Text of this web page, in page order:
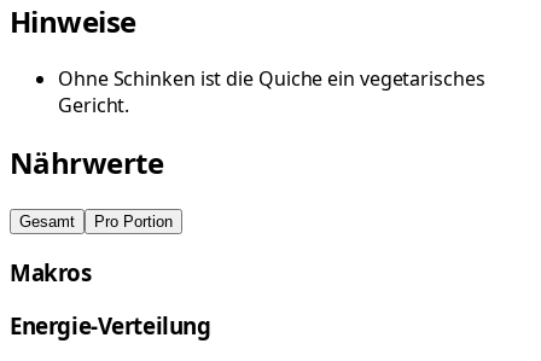
Hinweise
Ohne Schinken ist die Quiche ein vegetarisches
Gericht.
Nährwerte
Gesamt Pro Portion
Makros
Energie-Verteilung